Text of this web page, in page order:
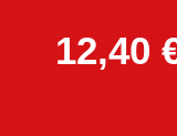
12,40